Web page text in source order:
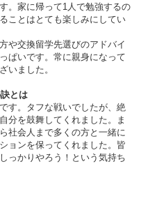
。家に帰って1人で勉強するの
ことはとても楽しみにしてい
や交換留学先選びのアドバイ
ぱいです。常に親身になって
いました。
とは
す。タフな戦いでしたが、絶
分を鼓舞してくれました。ま
社会人まで多くの方と一緒に
ョンを保ってくれました。皆
っかりやろう！という気持ち